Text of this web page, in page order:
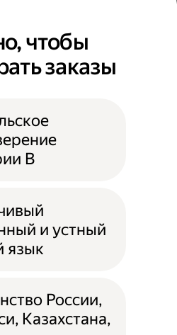
чтобы
заказы
B
и устный
язык
России,
Казахстана,